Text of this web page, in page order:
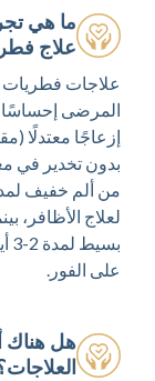
ما هي
علاج
علاجات فطريات
المرضى إحساسًا
بدون تخدير في
لعلاج الأظافر،
على الفور.
هل هناك